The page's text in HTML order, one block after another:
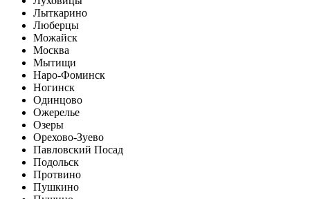
Лыткарино
Люберцы
Можайск
Москва
Мытищи
Наро-Фоминск
Ногинск
Одинцово
Ожерелье
Озеры
Орехово-Зуево
Павловский Посад
Подольск
Протвино
Пушкино